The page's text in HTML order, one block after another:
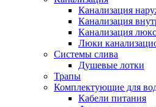
Адреса Сервис-центров
Условия возврата товара
Канализация
Канализация
Канализация люкс
Люки
Системы слива
Душевые лотки
Трапы
Комплектующие для
Кабели питания